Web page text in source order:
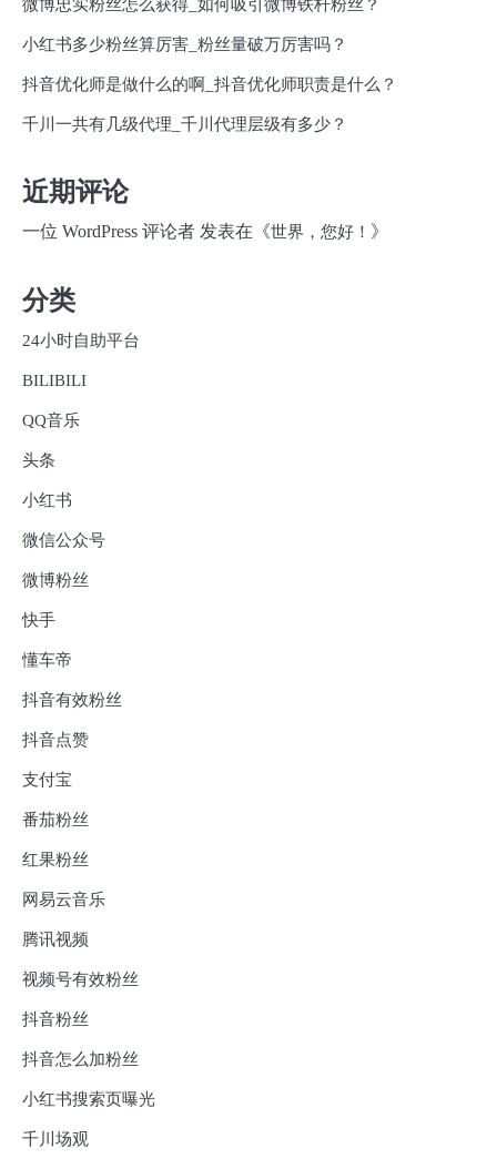
微博忠实粉丝怎么获得_如何吸引微博铁杆粉丝？
小红书多少粉丝算厉害_粉丝量破万厉害吗？
抖音优化师是做什么的啊_抖音优化师职责是什么？
千川一共有几级代理_千川代理层级有多少？
近期评论
一位 WordPress 评论者 发表在《世界，您好！ 》
分类
24小时自助平台
BILIBILI
QQ音乐
头条
小红书
微信公众号
微博粉丝
快手
懂车帝
抖音有效粉丝
抖音点赞
支付宝
番茄粉丝
红果粉丝
网易云音乐
腾讯视频
视频号有效粉丝
抖音粉丝
抖音怎么加粉丝
小红书搜索页曝光
千川场观